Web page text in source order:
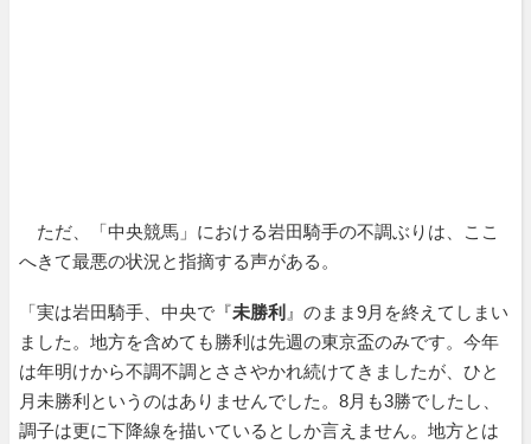
ただ、「中央競馬」における岩田騎手の不調ぶりは、ここ
へきて最悪の状況と指摘する声がある。
「実は岩田騎手、中央で『未勝利 』のまま9月を終えてしまい
ました。地方を含めても勝利は先週の東京盃のみです。今年
は年明けから不調不調とささやかれ続けてきましたが、ひと
月未勝利というのはありませんでした。8月も3勝でしたし、
調子は更に下降線を描いているとしか言えません。地方とは